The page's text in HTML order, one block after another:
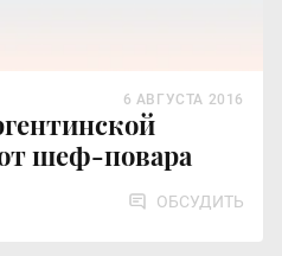
шеф-повара
6 АВГУСТА 2016
ОБСУДИТЬ